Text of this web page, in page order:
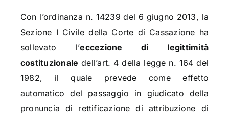
Con l’ordinanza n. 14239 del 6 giugno 2013, la
Sezione I Civile della Corte di Cassazione ha
sollevato l’eccezione di legittimità
costituzionale dell’art. 4 della legge n. 164 del
1982, il quale prevede come effetto
automatico del passaggio in giudicato della
pronuncia di rettificazione di attribuzione di